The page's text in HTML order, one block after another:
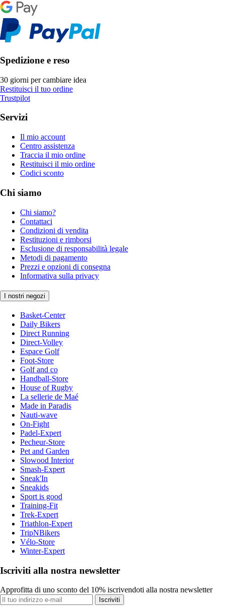
Spedizione e reso
30 giorni per cambiare idea
Restituisci il tuo ordine
Trustpilot
Servizi
Il mio account
Centro assistenza
Traccia il mio ordine
Restituisci il mio ordine
Codici sconto
Chi siamo
Chi siamo?
Contattaci
Condizioni di vendita
Restituzioni e rimborsi
Esclusione di responsabilità legale
Metodi di pagamento
Prezzi e opzioni di consegna
Informativa sulla privacy
I nostri negozi
Basket-Center
Daily Bikers
Direct Running
Direct-Volley
Espace Golf
Foot-Store
Golf and co
Handball-Store
House of Rugby
La sellerie de Maé
Made in Paradis
Nauti-wave
On-Fight
Padel-Expert
Pecheur-Store
Pet and Garden
Slowood Interior
Smash-Expert
Sneak'In
Sneakids
Sport is good
Training-Fit
Trek-Expert
Triathlon-Expert
TripNBikers
Vélo-Store
Winter-Expert
Iscriviti alla nostra newsletter
Approfitta di uno sconto del 10% iscrivendoti alla nostra newsletter
Iscriviti